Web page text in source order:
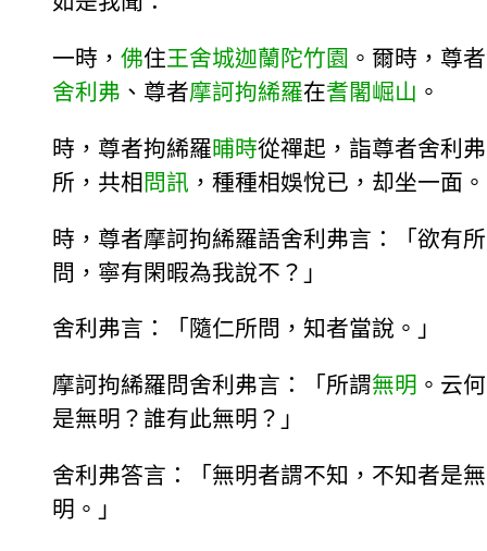
一時， 佛住王舍城迦蘭陀竹園 。爾時，尊者
舍利弗 、尊者摩訶拘絺羅在耆闍崛山 。
時，尊者拘絺羅晡時從禪起，詣尊者舍利弗
所，共相 問訊 ，種種相娛悅已，却坐一面。
時，尊者摩訶拘絺羅語舍利弗言：「欲有所
問，寧有閑暇為我說不？」
舍利弗言：「隨仁所問，知者當說。」
摩訶拘絺羅問舍利弗言：「所謂無明 。云何
是無明？誰有此無明？」
舍利弗答言：「無明者謂不知，不知者是無
明。」